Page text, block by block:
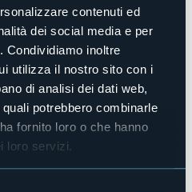
contenuti ed
dei social media e per
Condividiamo inoltre
utilizza il nostro sito con i
di analisi dei dati web,
potrebbero combinarle
fornito loro o che hanno
loro servizi.